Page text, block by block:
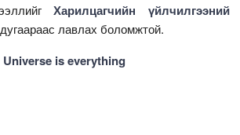
Харилцагчийн үйлчилгээний
дугаараас лавлах боломжтой.
Universe is everything